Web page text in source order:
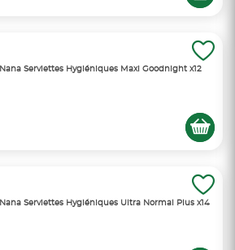
Nana Serviettes Hygiéniques Maxi Goodnight x12
Nana Serviettes Hygiéniques Ultra Normal Plus x14